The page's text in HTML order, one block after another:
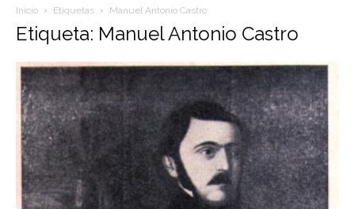
Historia
Hoy
Inicio Etiquetas Manuel Antonio Castro
Etiqueta: Manuel Antonio Castro